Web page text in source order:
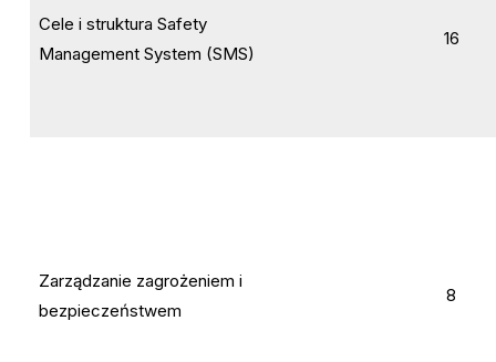
Cele i struktura Safety
Management System (SMS)
16
Zarządzanie zagrożeniem i
bezpieczeństwem
8